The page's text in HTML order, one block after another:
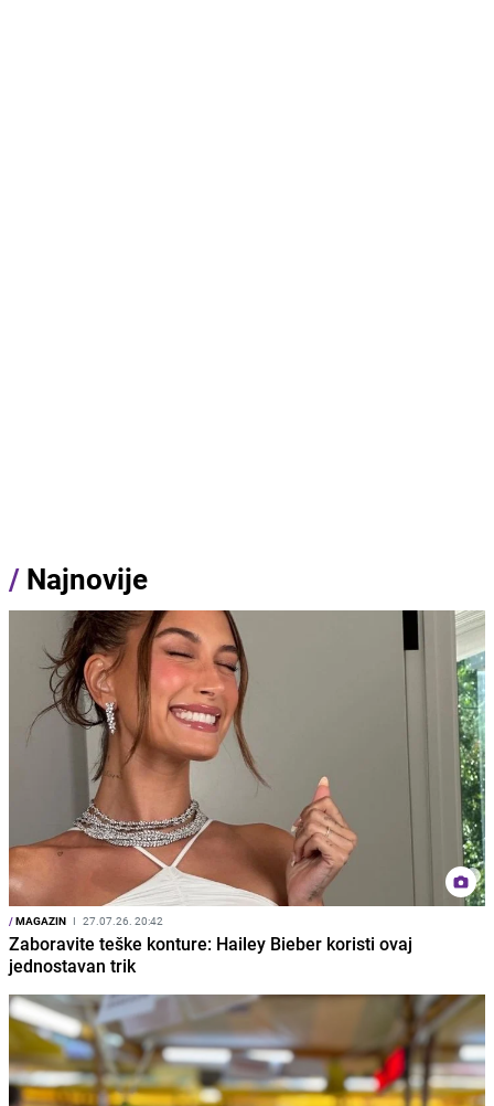
/ Najnovije
/MAGAZIN I 27.07.26. 20:42
Zaboravite teške konture: Hailey Bieber koristi ovaj
jednostavan trik